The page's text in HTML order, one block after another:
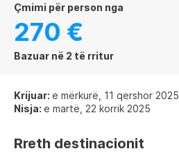
çmimi për person nga
270 €
Bazuar në 2 të rritur
Krijuar: e mërkurë, 11 qershor 2025
Nisja: e martë, 22 korrik 2025
Rreth destinacionit